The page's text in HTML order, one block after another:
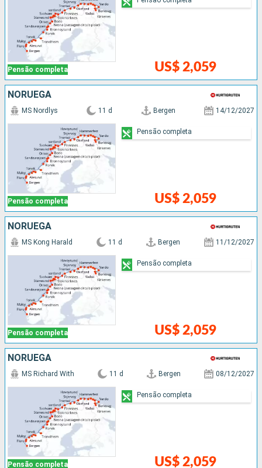
Pensão completa US$ 2,059
NORUEGA
Pensão completa
MS Nordlys 11 d Bergen 14/12/2027
US$ 2,059
Pensão completa
NORUEGA
Pensão completa
MS Kong Harald 11 d Bergen 11/12/2027
US$ 2,059
Pensão completa
NORUEGA
Pensão completa
MS Richard With 11 d Bergen 08/12/2027
US$ 2,059
Pensão completa